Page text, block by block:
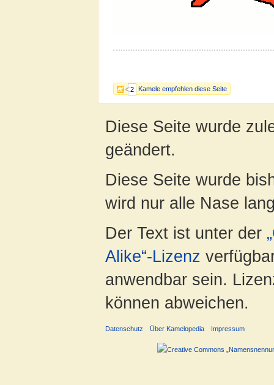
2 Kamele empfehlen diese Seite
Diese Seite wurde
geändert.
Diese Seite wurde
wird nur alle Nase
Der Text ist unter der
Alike“-Lizenz
anwendbar sein.
können abweichen.
Datenschutz Über Kamelopedia Impressum